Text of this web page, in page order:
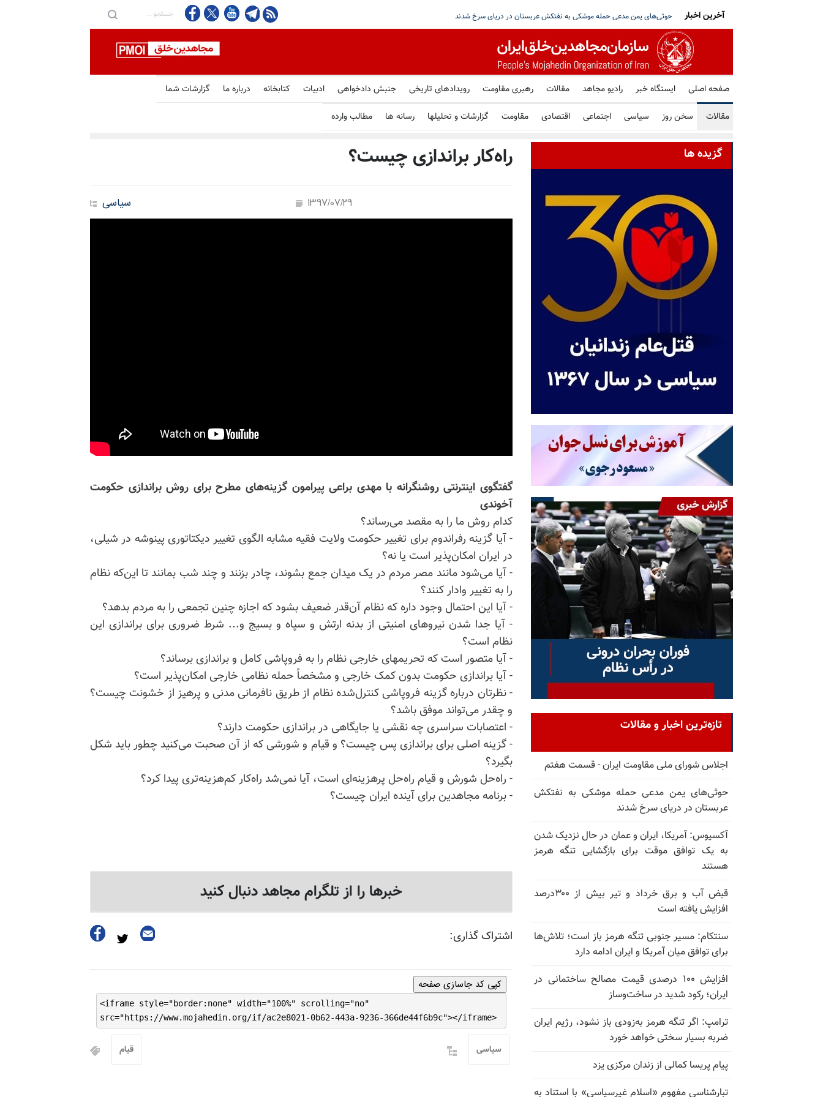
حوثی‌های یمن مدعی حمله موشکی به نفتکش عربستان در دریای سرخ شدند آکسیوس: آمریکا، ایران و عمان در حال نزدیک شدن به یک توافق موقت برای بازگشایی آخرین اخبار
صفحه اصلی ایستگاه خبر رادیو مجاهد مقالات رهبری مقاومت رویدادهای تاریخی جنبش دادخواهی ادبیات کتابخانه درباره ما گزارشات شما
مقالات سخن روز سیاسی اجتماعی اقتصادی مقاومت گزارشات و تحلیلها رسانه ها مطالب وارده
راه‌کار براندازی چیست؟
سیاسی 1397/07/29
گفتگوی اینترنتی روشنگرانه با مهدی براعی پیرامون گزینه‌های مطرح برای روشبراندازی حکومت
آخوندی
کدام روش ما را به مقصد می‌رساند؟
-آیا گزینه رفراندوم برای تغییر حکومت ولایت فقیه مشابه الگوی تغییر دیکتاتوری پینوشه در شیلی،
در ایران امکان‌پذیر است یا نه؟
-آیا می‌شود مانند مصر مردم در یک میدان جمع بشوند، چادر بزنند و چند شب بمانند تا این‌که نظام
را به تغییر وادار کنند؟
-آیا این احتمال وجود داره که نظام آن‌قدر ضعیف بشود که اجازه چنین تجمعی را به مردم بدهد؟
- آیا جدا شدن نیروهای امنیتی از بدنه ارتش و سپاه و بسیج و... شرط ضروری برای براندازی این
نظام است؟
-آیا متصور است که تحریمهای خارجی نظام را به فروپاشی کامل و براندازی برساند؟
-آیا براندازی حکومت بدون کمک خارجی و مشخصاً حمله نظامی خارجی امکان‌پذیر است؟
-نظرتان درباره گزینه فروپاشی کنترل‌شده نظام از طریق نافرمانی مدنی و پرهیز از خشونت چیست؟
و چقدر می‌تواند موفق باشد؟
- اعتصابات سراسری چه نقشی یا جایگاهی در براندازی حکومت دارند؟
- گزینه اصلی برای براندازی پس چیست؟ و قیام و شورشی که از آن صحبت می‌کنید چطور باید شکل
بگیرد؟
- راه‌حل شورش و قیام راه‌حل پرهزینه‌ای است، آیا نمی‌شد راه‌کار کم‌هزینه‌تری پیدا کرد؟
- برنامه مجاهدین برای آینده ایران چیست؟
خبرها را از تلگرام مجاهد دنبال کنید
اشتراک گذاری:
کپی کد جاسازی صفحه
<iframe style="border:none" width="100%" scrolling="no"
src="https://www.mojahedin.org/if/ac2e8021-0b62-443a-9236-366de44f6b9c"></iframe>
قیام سیاسی
گزیده ها
تازه‌ترین اخبار و مقالات
اجلاس شورای ملی مقاومت ایران - قسمت هفتم
حوثی‌های یمن مدعی حمله موشکی به نفتکش
عربستان در دریای سرخ شدند
آکسیوس: آمریکا، ایران و عمان در حال نزدیک شدن
به یک توافق موقت برای بازگشایی تنگه هرمز
هستند
قبض آب و برق خرداد و تیر بیش از ۳۰۰درصد
افزایش یافته است
سنتکام: مسیر جنوبی تنگه هرمز باز است؛ تلاش‌ها
برای توافق میان آمریکا و ایران ادامه دارد
افزایش ۱۰۰ درصدی قیمت مصالح ساختمانی در
ایران؛ رکود شدید در ساخت‌وساز
ترامپ: اگر تنگه هرمز به‌زودی باز نشود، رژیم ایران
ضربه بسیار سختی خواهد خورد
پیام پریسا کمالی از زندان مرکزی یزد
تبارشناسی مفهوم «اسلام غیرسیاسی» با استناد به